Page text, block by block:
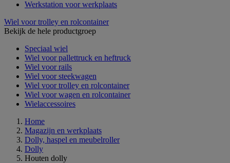
Werkstation voor werkplaats
Wiel voor trolley en rolcontainer
Bekijk de hele productgroep
Speciaal wiel
Wiel voor pallettruck en heftruck
Wiel voor rails
Wiel voor steekwagen
Wiel voor trolley en rolcontainer
Wiel voor wagen en rolcontainer
Wielaccessoires
Home
Magazijn en werkplaats
Dolly, haspel en meubelroller
Dolly
Houten dolly